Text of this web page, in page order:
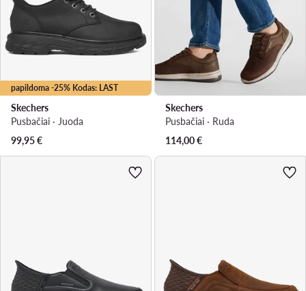
papildoma -25% Kodas: LAST
Skechers
Pusbačiai · Juoda
99,95€
Skechers
Pusbačiai · Ruda
114,00€